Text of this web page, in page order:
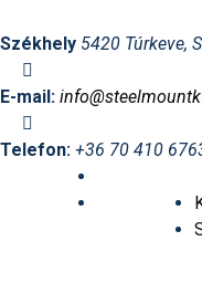
Székhely 5420 Túrkeve,
E-mail:
Telefon: +36 70 410